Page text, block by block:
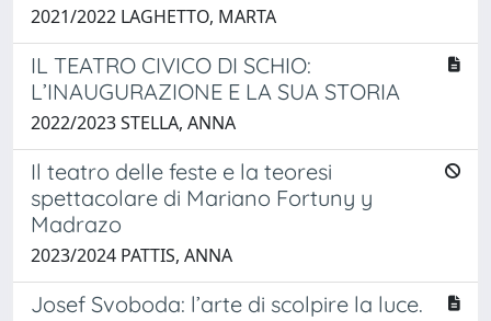
2021/2022 LAGHETTO, MARTA
IL TEATRO CIVICO DI SCHIO:
L’INAUGURAZIONE E LA SUA STORIA
2022/2023 STELLA, ANNA
Il teatro delle feste e la teoresi
spettacolare di Mariano Fortuny y
Madrazo
2023/2024 PATTIS, ANNA
Josef Svoboda: l’arte di scolpire la luce.